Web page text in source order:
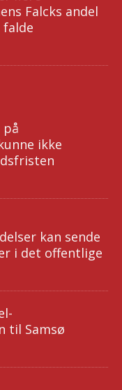
Falcks andel
på
ikke
kan sende
i det offentlige
til Samsø